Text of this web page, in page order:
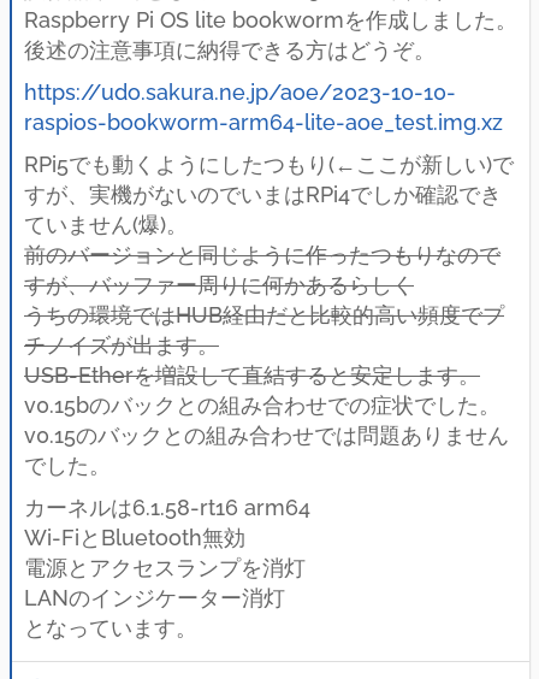
Raspberry Pi OS lite bookwormを作成しました。
後述の注意事項に納得できる方はどうぞ。
https://udo.sakura.ne.jp/aoe/2023-10-10-
raspios-bookworm-arm64-lite-aoe_test.img.xz
RPi5でも動くようにしたつもり(←ここが新しい)で
すが、実機がないのでいまはRPi4でしか確認でき
ていません(爆)。
前のバージョンと同じように作ったつもりなので
すが、バッファー周りに何かあるらしく
うちの環境ではHUB経由だと比較的高い頻度でプ
チノイズが出ます。
USB-Etherを増設して直結すると安定します。
v0.15bのバックとの組み合わせでの症状でした。
v0.15のバックとの組み合わせでは問題ありません
でした。
カーネルは6.1.58-rt16 arm64
Wi-FiとBluetooth無効
電源とアクセスランプを消灯
LANのインジケーター消灯
となっています。